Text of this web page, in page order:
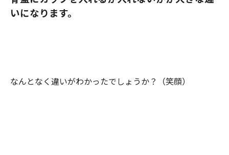
いになります。
なんとなく違いがわかったでしょうか？（笑顔）